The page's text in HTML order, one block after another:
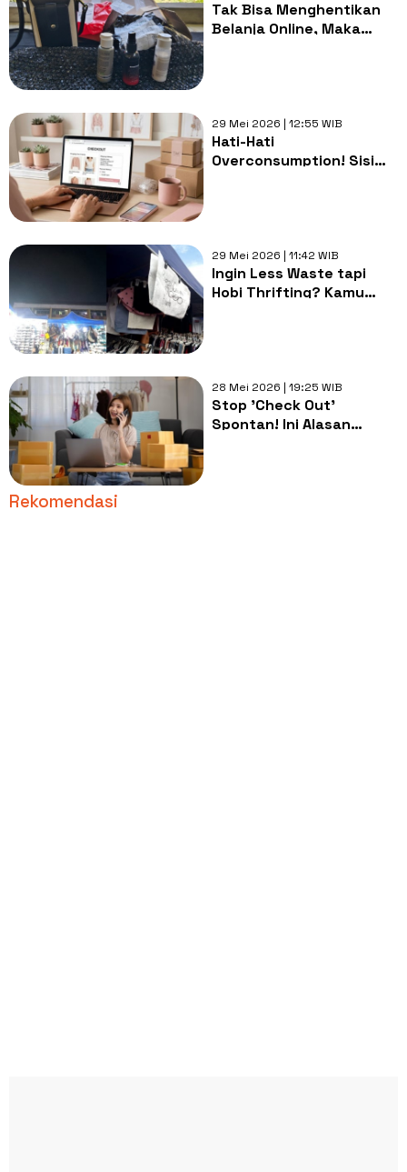
Tak Bisa Menghentikan
Belanja Online, Maka
29 Mei 2026 | 12:55 WIB
Hati-Hati
Overconsumption! Sisi
29 Mei 2026 | 11:42 WIB
Ingin Less Waste tapi
Hobi Thrifting? Kamu
28 Mei 2026 | 19:25 WIB
Stop 'Check Out'
Spontan! Ini Alasan
Rekomendasi